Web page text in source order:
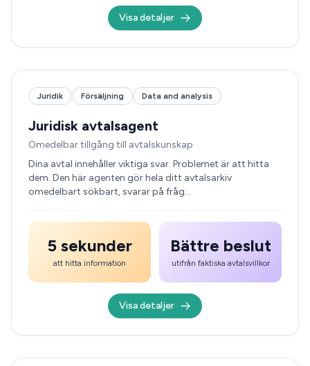
Visa detaljer
Juridik Försäljning Data and analysis
Juridisk avtalsagent
Omedelbar tillgång till avtalskunskap
Dina avtal innehåller viktiga svar. Problemet är att hitta
dem. Den här agenten gör hela ditt avtalsarkiv
omedelbart sökbart, svarar på fråg…
5 sekunder
att hitta information
Bättre beslut
utifrån faktiska avtalsvillkor
Visa detaljer